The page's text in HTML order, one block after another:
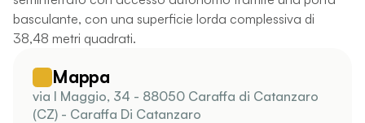
basculante, con una superficie lorda complessiva di
38,48 metri quadrati.
Mappa
via I Maggio, 34 - 88050 Caraffa di Catanzaro
(CZ) - Caraffa Di Catanzaro